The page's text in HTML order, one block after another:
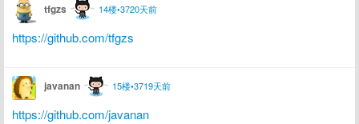
tfgzs 14楼•3720天前
https://github.com/tfgzs
javanan 15楼•3719天前
https://github.com/javanan